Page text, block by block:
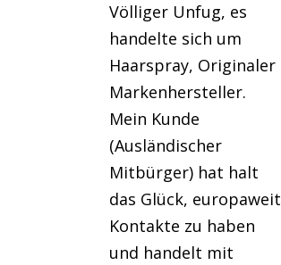
Völliger Unfug, es
handelte sich um
Haarspray, Originaler
Markenhersteller.
Mein Kunde
(Ausländischer
Mitbürger) hat halt
das Glück, europaweit
Kontakte zu haben
und handelt mit